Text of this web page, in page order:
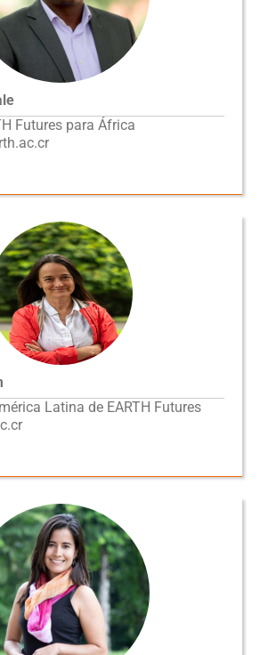
Futures para África
Latina de EARTH Futures